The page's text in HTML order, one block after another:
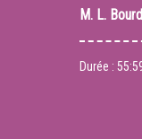
M. L.
Durée :